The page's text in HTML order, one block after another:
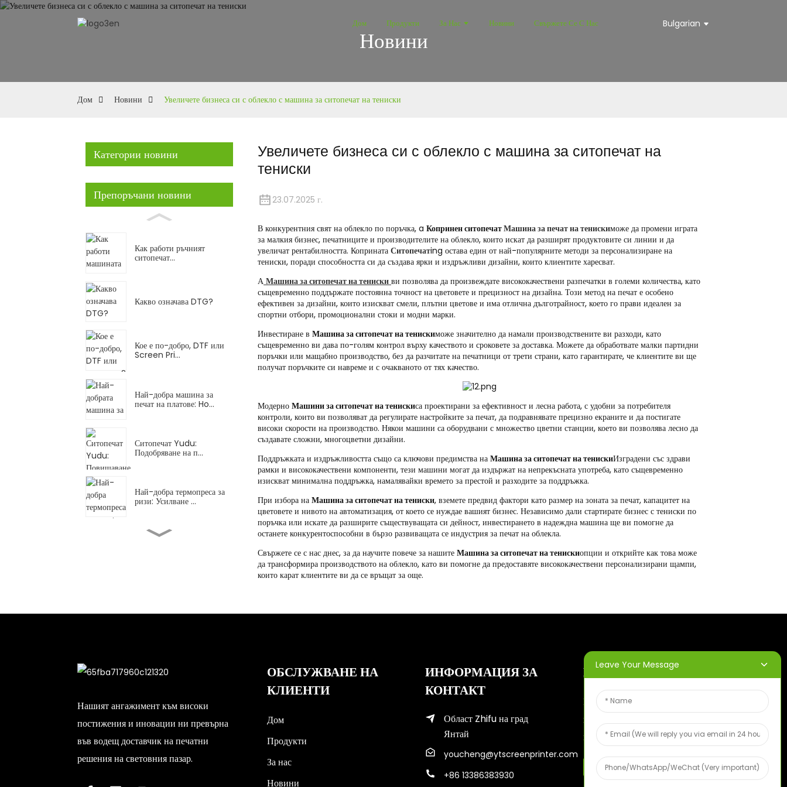
Дом Продукти За Нас Новини Свържете Се С Нас Bulgarian
Новини
Дом Новини Увеличете бизнеса си с облекло с машина за ситопечат на тениски
Категории новини
Препоръчани новини
Как работи ръчният
ситопечат...
Какво означава DTG?
Кое е по-добро, DTF или
Screen Pri...
Най-добра машина за
печат на платове: Ho...
Ситопечат Yudu:
Подобряване на п...
Най-добра термопреса за
ризи: Усилване ...
Струва ли си да си купите
Увеличете бизнеса си с облекло с машина за ситопечат на
тениски
23.07.2025 г.
В конкурентния свят на облекло по поръчка, a Копринен ситопечатМашина за печат на тенискиможе да промени играта
за малкия бизнес, печатниците и производителите на облекло, които искат да разширят продуктовите си линии и да
увеличат рентабилността. Коприната Ситопечатing остава един от най-популярните методи за персонализиране на
тениски, поради способността си да създава ярки и издръжливи дизайни, които клиентите харесват.
А Машина за ситопечат на тениски ви позволява да произвеждате висококачествени разпечатки в големи количества, като
същевременно поддържате постоянна точност на цветовете и прецизност на дизайна. Този метод на печат е особено
ефективен за дизайни, които изискват смели, плътни цветове и има отлична дълготрайност, което го прави идеален за
спортни отбори, промоционални стоки и модни марки.
Инвестиране в Машина за ситопечат на тенискиможе значително да намали производствените ви разходи, като
същевременно ви дава по-голям контрол върху качеството и сроковете за доставка. Можете да обработвате малки партидни
поръчки или мащабно производство, без да разчитате на печатници от трети страни, като гарантирате, че клиентите ви ще
получат поръчките си навреме и с очакваното от тях качество.
Модерно Машини за ситопечат на тенискиса проектирани за ефективност и лесна работа, с удобни за потребителя
контроли, които ви позволяват да регулирате настройките за печат, да подравнявате прецизно екраните и да постигате
високи скорости на производство. Някои машини са оборудвани с множество цветни станции, което ви позволява лесно да
създавате сложни, многоцветни дизайни.
Поддръжката и издръжливостта също са ключови предимства на Машина за ситопечат на тенискиИзградени със здрави
рамки и висококачествени компоненти, тези машини могат да издържат на непрекъсната употреба, като същевременно
изискват минимална поддръжка, намалявайки времето за престой и разходите за поддръжка.
При избора на Машина за ситопечат на тениски, вземете предвид фактори като размер на зоната за печат, капацитет на
цветовете и нивото на автоматизация, от което се нуждае вашият бизнес. Независимо дали стартирате бизнес с тениски по
поръчка или искате да разширите съществуващата си дейност, инвестирането в надеждна машина ще ви помогне да
останете конкурентоспособни в бързо развиващата се индустрия за печат на облекла.
Свържете се с нас днес, за да научите повече за нашите Машина за ситопечат на тенискиопции и открийте как това може
да трансформира производството на облекло, като ви помогне да предоставяте висококачествени персонализирани щампи,
които карат клиентите ви да се връщат за още.
Нашият ангажимент към високи
постижения и иновации ни превърна
във водещ доставчик на печатни
решения на световния пазар.
ОБСЛУЖВАНЕ НА
КЛИЕНТИ
Дом
Продукти
За нас
Новини
ИНФОРМАЦИЯ ЗА
КОНТАКТ
Област Zhifu на град
Янтай
youcheng@ytscreenprinter.com
+86 13386383930
БЮЛЕТИНИ
Въведете имейл адреса си и ще
ви изпращаме най-актуалните
информационни планове.
Безплатна Мостра От Плодове
Leave Your Message